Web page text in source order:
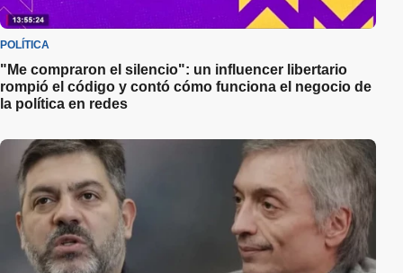
POLÍTICA
"Me compraron el silencio": un influencer libertario
rompió el código y contó cómo funciona el negocio de
la política en redes